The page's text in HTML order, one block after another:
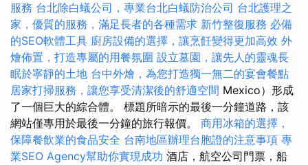
服務 台北除白蟻公司，專業台北白蟻防治公司 台北護理之
家，優質的服務，滿足長者的各種需求 新竹整復服務 必備
的SEO軟體工具 廚房設備的選擇，讓烹飪變得更加高效 外
燴佈置，打造專屬的用餐氛圍 設立墓園，讓先人的靈魂長
眠於寧靜的土地 台中外燴，為您打造獨一無二的宴會餐點
居家打掃服務，讓您享受清潔後的舒適空間 Mexico）形成
了一個巨大的綜合體。 標題所暗示的最後一分鐘道路，該
網站僅專用於最後一分鐘的旅行報價。 商用冰箱的選擇，
保障餐飲業的食品安全 台南地區辦理台胞證的注意事項 專
業SEO Agency幫助你實現成功 酒店，航空公司門票，船